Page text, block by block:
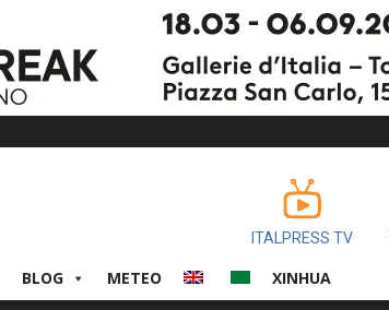
ITALPRESS TV
BLOG METEO XINHUA